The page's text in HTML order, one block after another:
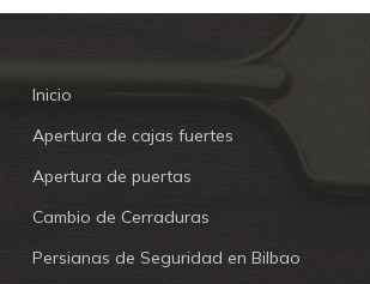
Inicio
Apertura de cajas fuertes
Apertura de puertas
Cambio de Cerraduras
Persianas de Seguridad en Bilbao